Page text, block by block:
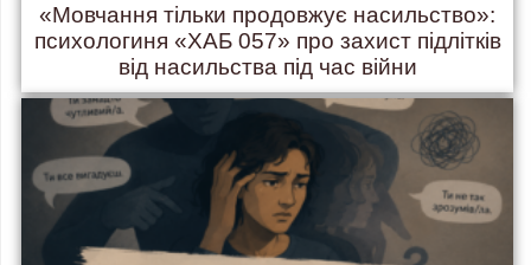
«Мовчання тільки продовжує насильство»:
психологиня «ХАБ 057» про захист підлітків
від насильства під час війни